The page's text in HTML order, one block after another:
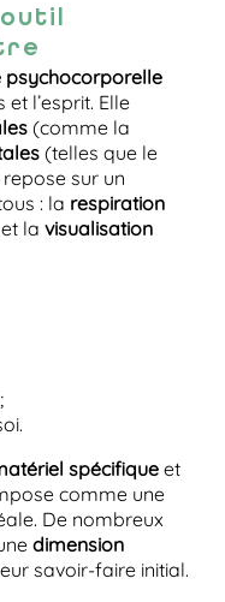
psychocorporelle
l’esprit. Elle
(comme la
(telles que le
sur un
: la respiration
et lavisualisation
spécifiqueet
comme une
De nombreux
dimension
savoir-faire initial.